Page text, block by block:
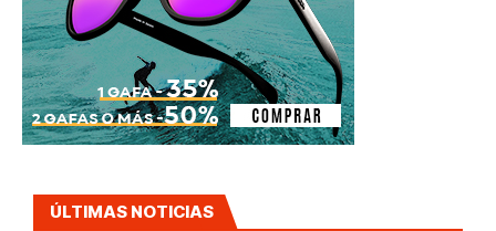
ÚLTIMAS NOTICIAS